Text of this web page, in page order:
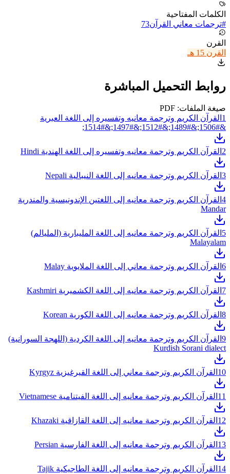
الكلمات المفتاحية
#ترجمات معاني القرآن73
القرن
القرن 15 هـ
روابط التحميل المباشرة
صيغة الملفات: PDF
1 القرآن الكريم وترجمة معانيه وتفسيره إلى اللغة العبرية
&#1506;&#1489;&#1512;&#1497;&#1514;
2 القرآن الكريم وترجمة معانيه وتفسيره إلى اللغة الهندية Hindi
3 القرآن الكريم وترجمة معانيه إلى اللغة النيبالية Nepali
4 القرآن الكريم وترجمة معانيه إلى اللغتين الإندونيسية والمندرية
Mandar
5 القرآن الكريم وترجمة معانيه إلى اللغة المليبارية (المليالم)
Malayalam
6 القرآن الكريم وترجمة معاني إلى اللغة الملايوية Malay
7 القرآن الكريم وترجمة معانيه إلى اللغة الكشميرية Kashmiri
8 القرآن الكريم وترجمة معانيه إلى اللغة الكورية Korean
9 القرآن الكريم وترجمة معانيه إلى اللغة الكردية (اللهجة السورانية)
Kurdish Sorani dialect
10 القرآن الكريم وترجمة معاني إلى اللغة القيرغيزية Kyrgyz
11 القرآن الكريم وترجمة معانيه إلى اللغة الفيتنامية Vietnamese
12 القرآن الكريم وترجمة معانيه إلى اللغة القازاقية Khazaki
13 القرآن الكريم وترجمة معانيه إلى اللغة الفارسية Persian
14 القرآن الكريم وترجمة معانيه إلى اللغة الطاجيكية Tajik